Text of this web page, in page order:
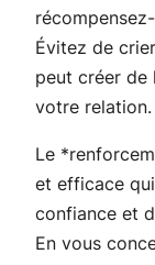
Évitez de
peut créer de
votre relation.
Le
et efficace
confiance et
En vous